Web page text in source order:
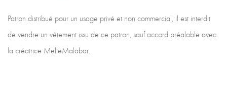
Patron distribué pour un usage privé et non commercial, il est interdit
de vendre un vêtement issu de ce patron, sauf accord préalable avec
la créatrice MelleMalabar.